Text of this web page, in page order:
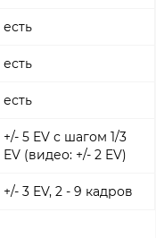
есть
есть
есть
+/- 5 EV с шагом 1/3
EV (видео: +/- 2 EV)
+/- 3 EV, 2 - 9 кадров